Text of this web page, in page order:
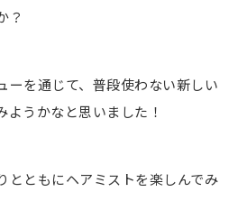
？
ーを通じて、普段使わない新しい
ようかなと思いました！
とともにヘアミストを楽しんでみ